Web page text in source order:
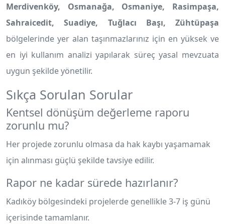
Merdivenköy, Osmanağa, Osmaniye, Rasimpaşa,
Sahraicedit, Suadiye, Tuğlacı Başı, Zühtüpaşa
bölgelerinde yer alan taşınmazlarınız için en yüksek ve
en iyi kullanım analizi yapılarak süreç yasal mevzuata
uygun şekilde yönetilir.
Sıkça Sorulan Sorular
Kentsel dönüşüm değerleme raporu
zorunlu mu?
Her projede zorunlu olmasa da hak kaybı yaşamamak
için alınması güçlü şekilde tavsiye edilir.
Rapor ne kadar sürede hazırlanır?
Kadıköy bölgesindeki projelerde genellikle 3-7 iş günü
içerisinde tamamlanır.